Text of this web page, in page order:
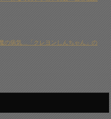
の病気…「クレヨンしんちゃん」の